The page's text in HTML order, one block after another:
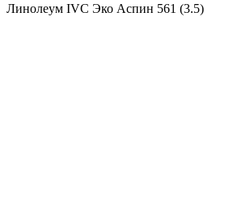
Линолеум IVC Эко Аспин 561 (3.5)